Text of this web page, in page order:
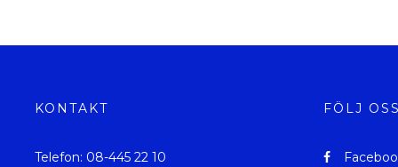
KONTAKT
Telefon: 08-445 22 10
FÖLJ